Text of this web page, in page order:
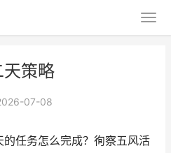
策略
07-08
任务怎么完成？徇察五风活